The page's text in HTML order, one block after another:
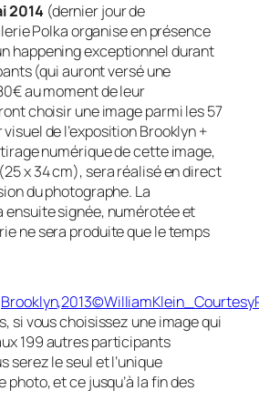
2014 (dernier jour de
Polka organise en présence
happening exceptionnel durant
(qui auront versé une
au moment de leur
choisir une image parmi les 57
de l’exposition Brooklyn +
tirage numérique de cette image,
x 34 cm), sera réalisé en direct
du photographe. La
ensuite signée, numérotée et
ne sera produite que le temps
si vous choisissez une image qui
199 autres participants
serez le seul et l’unique
et ce jusqu’à la fin des